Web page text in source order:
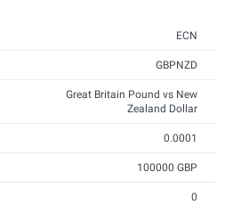
ECN
GBPNZD
Great Britain Pound vs New
Zealand Dollar
0.0001
100000 GBP
0